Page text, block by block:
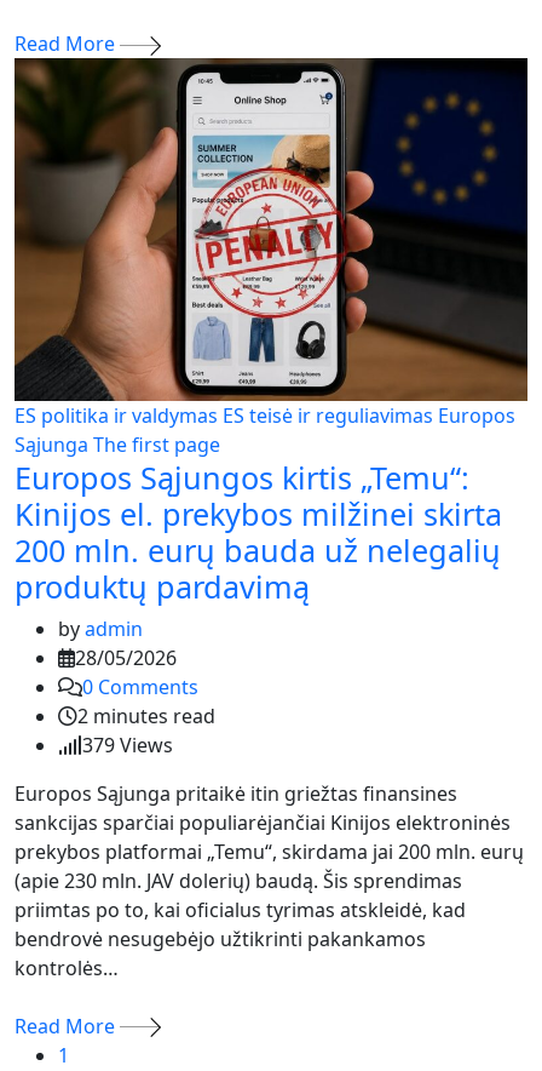
Read More
ES politika ir valdymas ES teisė ir reguliavimas Europos
Sąjunga The first page
Europos Sąjungos kirtis „Temu“:
Kinijos el. prekybos milžinei skirta
200 mln. eurų bauda už nelegalių
produktų pardavimą
byadmin
28/05/2026
0 Comments
2 minutes read
379Views
Europos Sąjunga pritaikė itin griežtas finansines
sankcijas sparčiai populiarėjančiai Kinijos elektroninės
prekybos platformai „Temu“, skirdama jai 200 mln. eurų
(apie 230 mln. JAV dolerių) baudą. Šis sprendimas
priimtas po to, kai oficialus tyrimas atskleidė, kad
bendrovė nesugebėjo užtikrinti pakankamos
kontrolės…
Read More
1